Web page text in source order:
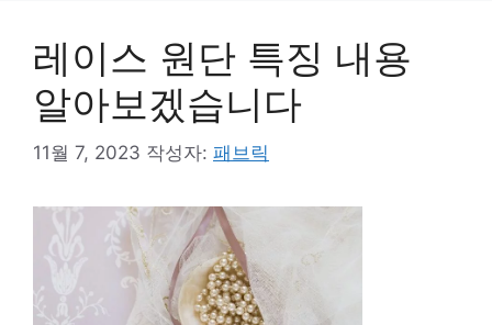
레이스 원단 특징 내용
알아보겠습니다
11월 7, 2023 작성자: 패브릭